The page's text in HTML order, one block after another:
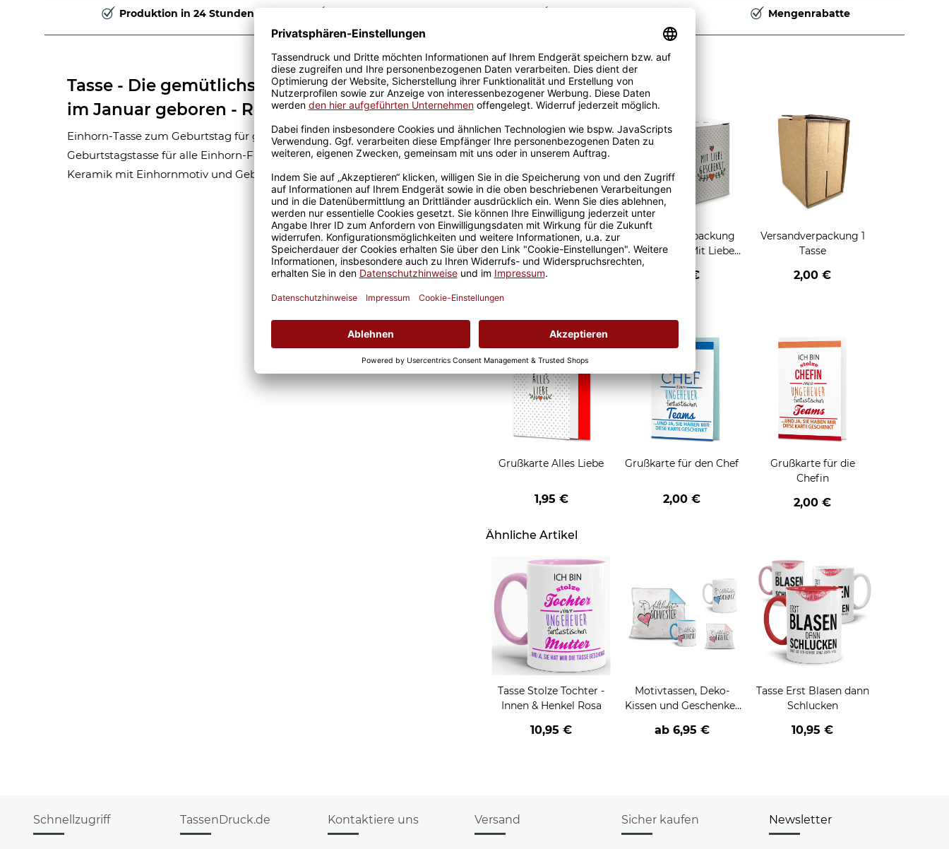
Produktion in 24 Stunden Mengenrabatte
Tasse - Die gemütlichsten Einhörner werden
im Januar geboren - Rosa
Einhorn-Tasse zum Geburtstag für glückliche Einhörner - die perfekte
Geburtstagstasse für alle Einhorn-Fans. Weiße Tasse aus hochwertiger
Keramik mit Einhornmotiv und Geburtsmonat.
Passende Verpackungen
Geschenkverpackung 1
Tasse mit Fenster
2,50 €
Geschenkverpackung
für Tassen - Mit Liebe
2,95 €
Versandverpackung 1
Tasse
2,00 €
Grußkarten zum Verschenken
Grußkarte Alles Liebe
1,95 €
Grußkarte für den Chef
2,00 €
Grußkarte für die
Chefin
2,00 €
Ähnliche Artikel
Tasse Stolze Tochter -
Innen & Henkel Rosa
10,95 €
Motivtassen, Deko-
Kissen und Geschenke-
ab 6,95 €
Tasse Erst Blasen dann
Schlucken
10,95 €
Schnellzugriff TassenDruck.de Kontaktiere uns Versand Sicher kaufen Newsletter